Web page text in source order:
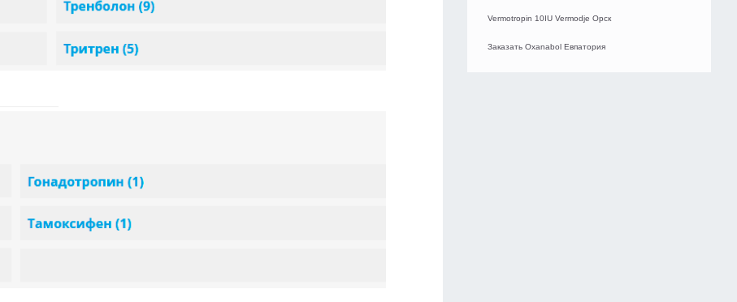
Vermotropin 10IU Vermodje Орск
Заказать Oxanabol Евпатория